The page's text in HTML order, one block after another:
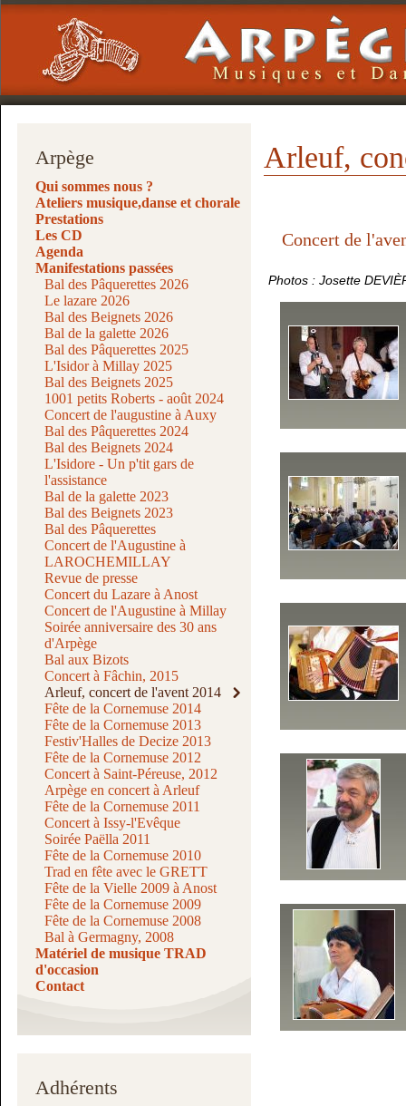
Arpège
Qui sommes nous ?
Ateliers musique,danse et chorale
Prestations
Les CD
Agenda
Manifestations passées
Bal des Pâquerettes 2026
Le lazare 2026
Bal des Beignets 2026
Bal de la galette 2026
Bal des Pâquerettes 2025
L'Isidor à Millay 2025
Bal des Beignets 2025
1001 petits Roberts - août 2024
Concert de l'augustine à Auxy
Bal des Pâquerettes 2024
Bal des Beignets 2024
L'Isidore - Un p'tit gars de
l'assistance
Bal de la galette 2023
Bal des Beignets 2023
Bal des Pâquerettes
Concert de l'Augustine à
LAROCHEMILLAY
Revue de presse
Concert du Lazare à Anost
Concert de l'Augustine à Millay
Soirée anniversaire des 30 ans
d'Arpège
Bal aux Bizots
Concert à Fâchin, 2015
Arleuf, concert de l'avent 2014
Fête de la Cornemuse 2014
Fête de la Cornemuse 2013
Festiv'Halles de Decize 2013
Fête de la Cornemuse 2012
Concert à Saint-Péreuse, 2012
Arpège en concert à Arleuf
Fête de la Cornemuse 2011
Concert à Issy-l'Evêque
Soirée Paëlla 2011
Fête de la Cornemuse 2010
Trad en fête avec le GRETT
Fête de la Vielle 2009 à Anost
Fête de la Cornemuse 2009
Fête de la Cornemuse 2008
Bal à Germagny, 2008
Matériel de musique TRAD
d'occasion
Contact
Adhérents
Arleuf,
Concert de
Photos : Josette